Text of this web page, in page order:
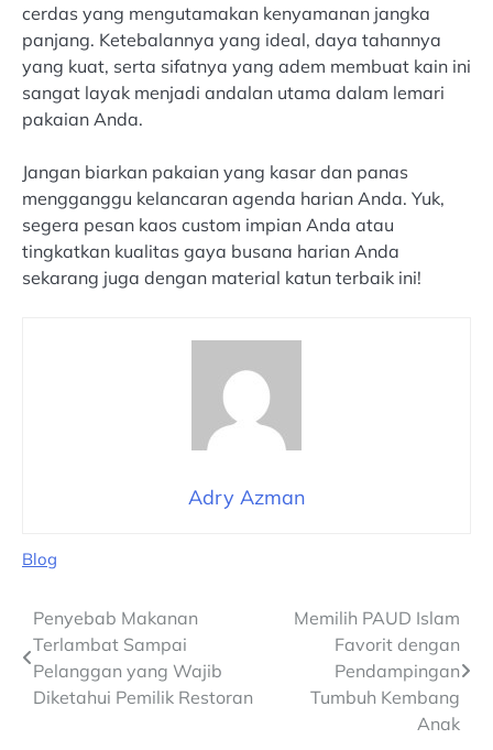
cerdas yang mengutamakan kenyamanan jangka
panjang. Ketebalannya yang ideal, daya tahannya
yang kuat, serta sifatnya yang adem membuat kain ini
sangat layak menjadi andalan utama dalam lemari
pakaian Anda.
Jangan biarkan pakaian yang kasar dan panas
mengganggu kelancaran agenda harian Anda. Yuk,
segera pesan kaos custom impian Anda atau
tingkatkan kualitas gaya busana harian Anda
sekarang juga dengan material katun terbaik ini!
Adry Azman
Blog
Navigasi
pos
Penyebab Makanan
Terlambat Sampai
Pelanggan yang Wajib
Diketahui Pemilik Restoran
Memilih PAUD Islam
Favorit dengan
Pendampingan
Tumbuh Kembang
Anak